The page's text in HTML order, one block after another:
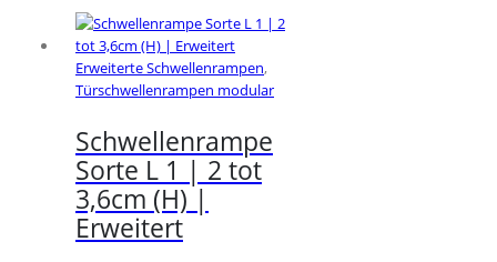
mehrere
Varianten
auf.
Die
Optionen
auf
der
Produktseite
Erweiterte Schwellenrampen,
Türschwellenrampen modular
Schwellenrampe
Sorte L 1 | 2 tot
3,6cm (H) |
Erweitert